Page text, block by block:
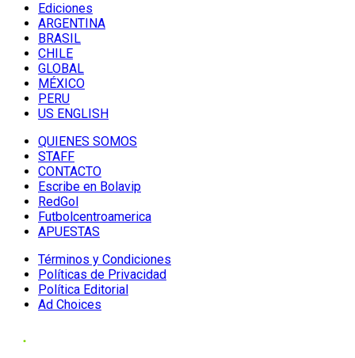
Ediciones
ARGENTINA
BRASIL
CHILE
GLOBAL
MÉXICO
PERU
US ENGLISH
QUIENES SOMOS
STAFF
CONTACTO
Escribe en Bolavip
RedGol
Futbolcentroamerica
APUESTAS
Términos y Condiciones
Políticas de Privacidad
Política Editorial
Ad Choices